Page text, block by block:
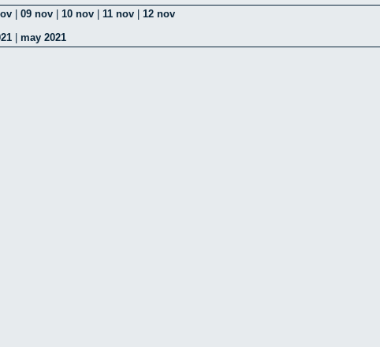
09 nov 10 nov 11 nov
12 nov
may 2021